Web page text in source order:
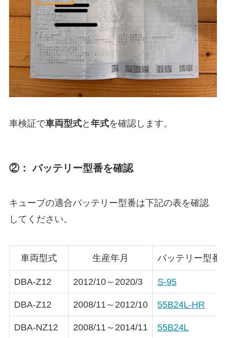
車検証で車両型式と 年式を確認します。
②： バッテリー型番を確認
キューブの適合バッテリー型番は下記の表を確認
してください。
車両型式 生産年月 バッテリー型番
DBA-Z12 2012/10～2020/3 S-95
DBA-Z12 2008/11～2012/10 55B24L-HR
DBA-NZ12 2008/11～2014/11 55B24L